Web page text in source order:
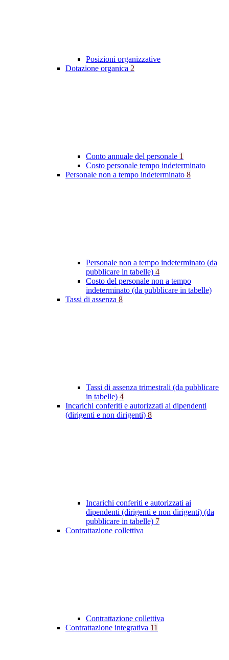
Posizioni organizzative
Dotazione organica 2
Conto annuale del personale 1
Costo personale tempo indeterminato
Personale non a tempo indeterminato 8
Personale non a tempo indeterminato (da
pubblicare in tabelle) 4
Costo del personale non a tempo
indeterminato (da pubblicare in tabelle)
Tassi di assenza 8
Tassi di assenza trimestrali (da pubblicare
in tabelle) 4
Incarichi conferiti e autorizzati ai dipendenti
(dirigenti e non dirigenti) 8
Incarichi conferiti e autorizzati ai
dipendenti (dirigenti e non dirigenti) (da
pubblicare in tabelle) 7
Contrattazione collettiva
Contrattazione collettiva
Contrattazione integrativa 11